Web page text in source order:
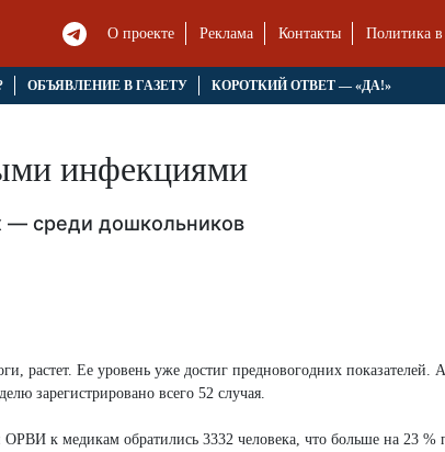
О проекте Реклама Контакты Политика
ОБЪЯВЛЕНИЕ В ГАЗЕТУ КОРОТКИЙ ОТВЕТ — «ДА!»
инфекциями
— среди дошкольников
растет. Ее уровень уже достиг предновогодних показателей.
зарегистрировано всего 52 случая.
к медикам обратились 3332 человека, что больше на 23 %